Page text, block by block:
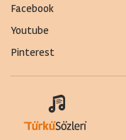
Facebook
Youtube
Pinterest